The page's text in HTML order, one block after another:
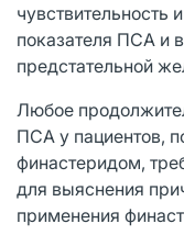
чувствительность
показателя ПСА и
предстательной
Любое
ПСА у пациентов,
финастеридом,
для выяснения
применения